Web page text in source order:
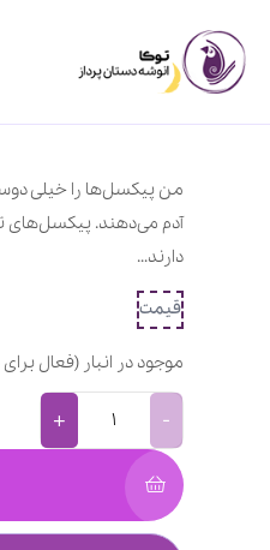
من پیکسل‌ها را خیلی
آدم می‌دهند. پیکسل‌های
دارند…
قیمت
موجود در انبار (فعال
-
+